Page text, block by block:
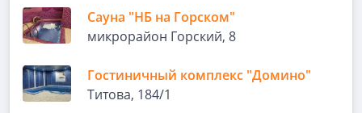
Сауна "НБ на Горском"
микрорайон Горский, 8
Гостиничный комплекс "Домино"
Титова, 184/1